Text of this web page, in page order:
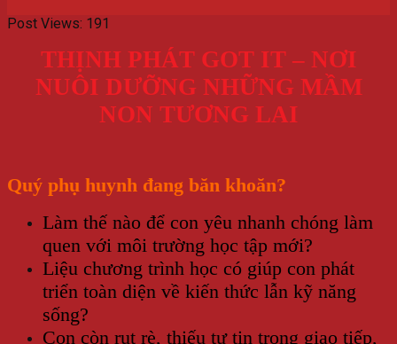
Post Views: 191
THỊNH PHÁT GOT IT – NƠI
NUÔI DƯỠNG NHỮNG MẦM
NON TƯƠNG LAI
Quý phụ huynh đang băn khoăn?
Làm thế nào để con yêu nhanh chóng làm
quen với môi trường học tập mới?
Liệu chương trình học có giúp con phát
triển toàn diện về kiến thức lẫn kỹ năng
sống?
Con còn rụt rè, thiếu tự tin trong giao tiếp,